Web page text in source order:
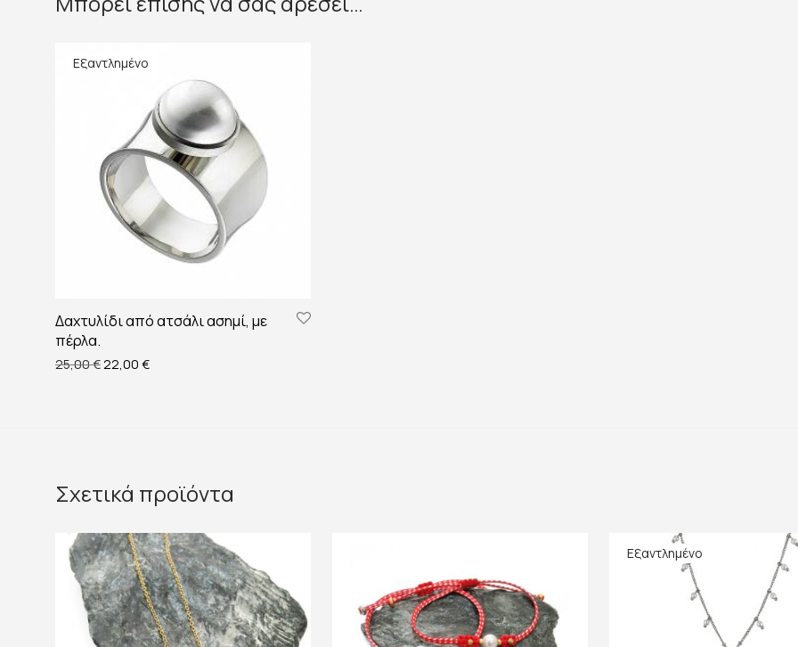
Δαχτυλίδι από ατσάλι ασημί, με
πέρλα.
25,00€ Original price was: 25,00 €.
22,00 €Η τρέχουσα τιμή είναι: 22,00 €.
Σχετικά προϊόντα